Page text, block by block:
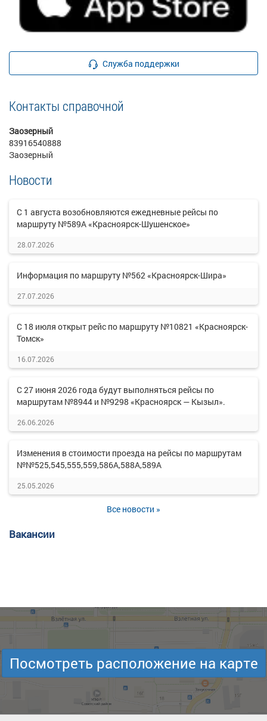
Служба поддержки
Контакты справочной
Заозерный
83916540888
Заозерный
Новости
С 1 августа возобновляются ежедневные рейсы по
маршруту №589А «Красноярск-Шушенское»
28.07.2026
Информация по маршруту №562 «Красноярск-Шира»
27.07.2026
С 18 июля открыт рейс по маршруту №10821 «Красноярск-
Томск»
16.07.2026
С 27 июня 2026 года будут выполняться рейсы по
маршрутам №8944 и №9298 «Красноярск — Кызыл».
26.06.2026
Изменения в стоимости проезда на рейсы по маршрутам
№№525,545,555,559,586А,588А,589А
25.05.2026
Все новости »
Вакансии
Посмотреть расположение на карте